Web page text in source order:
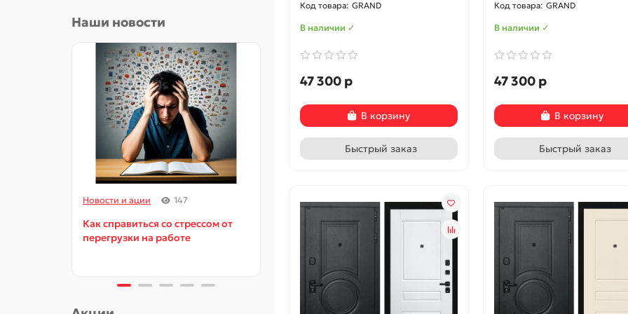
Наши новости
Новости и ации 147
Как справиться со стрессом от
перегрузки на работе
Новости и ации 126
Как избежать беспорядка при
организации пространства
Новости и ации 108
Советы по уходу за
деревянными и
GRAND
В наличии ✓
47 300 р
В корзину
Быстрый заказ
GRAND
В наличии ✓
47 300 р
В корзину
Быстрый заказ